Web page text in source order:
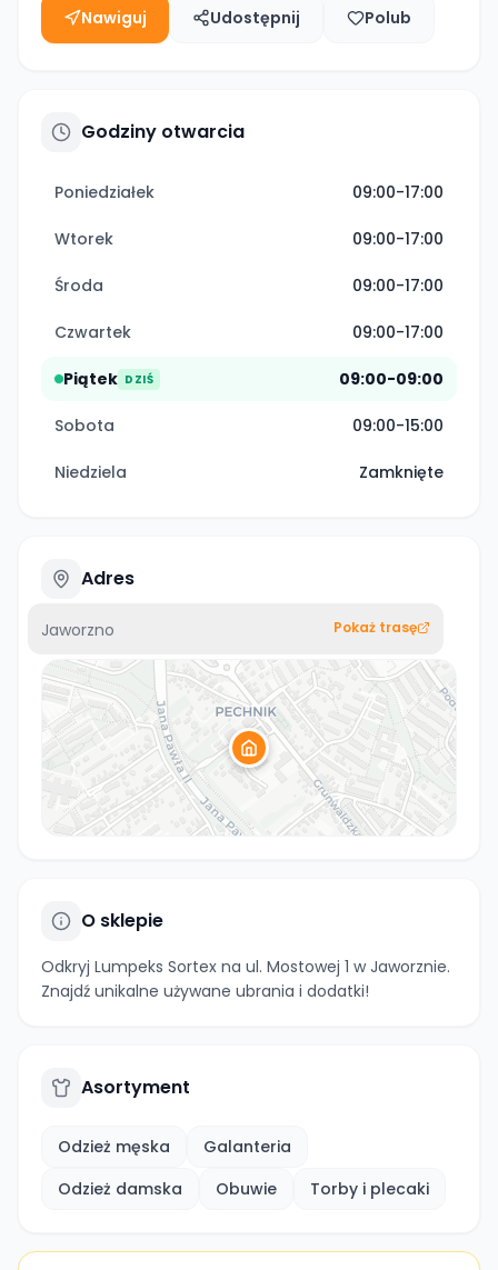
Nawiguj Udostępnij Polub
Godziny otwarcia
Poniedziałek 09:00-17:00
Wtorek 09:00-17:00
Środa 09:00-17:00
Czwartek 09:00-17:00
Piątek DZIŚ 09:00-09:00
Sobota 09:00-15:00
Niedziela Zamknięte
Adres
Jaworzno Pokaż trasę
O sklepie
Odkryj Lumpeks Sortex na ul. Mostowej 1 w Jaworznie.
Znajdź unikalne używane ubrania i dodatki!
Asortyment
Odzież męska
Galanteria
Odzież damska
Obuwie Torby i plecaki